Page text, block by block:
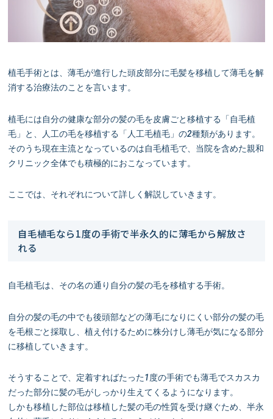
植毛手術とは、薄毛が進行した頭皮部分に毛髪を移植して薄毛を解
消する治療法のことを言います。
植毛には自分の健康な部分の髪の毛を皮膚ごと移植する「自毛植
毛」と、人工の毛を移植する「人工毛植毛」の2種類があります。
そのうち現在主流となっているのは自毛植毛で、当院を含めた親和
クリニック全体でも積極的におこなっています。
ここでは、それぞれについて詳しく解説していきます。
自毛植毛なら1度の手術で半永久的に薄毛から解放さ
れる
自毛植毛は、その名の通り自分の髪の毛を移植する手術。
自分の髪の毛の中でも後頭部などの薄毛になりにくい部分の髪の毛
を毛根ごと採取し、植え付けるために株分けし薄毛が気になる部分
に移植していきます。
そうすることで、定着すればたった1度の手術でも薄毛でスカスカ
だった部分に髪の毛がしっかり生えてくるようになります。
しかも移植した部位は移植した髪の毛の性質を受け継ぐため、半永